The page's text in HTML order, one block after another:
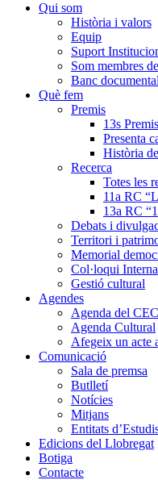
Qui som
Història i valors
Equip
Suport
Som membres de
Banc documental
Què fem
Premis
13s
Presenta
Història
Recerca
Totes les
11a RC
13a RC
Debats i
Territori i
Memorial
Col·loqui
Gestió cultural
Agendes
Agenda del
Agenda Cultural
Afegeix un acte
Comunicació
Sala de premsa
Butlletí
Notícies
Mitjans
Entitats
Edicions del Llobregat
Botiga
Contacte